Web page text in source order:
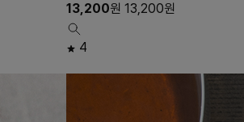
13,200원 13,200원
4